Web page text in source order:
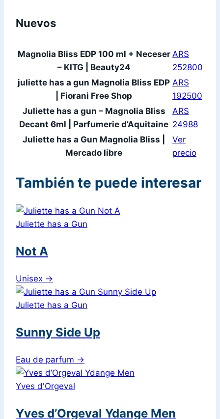
Nuevos
Magnolia Bliss EDP 100 ml + Neceser
– KITG | Beauty24
ARS
252800
juliette has a gun Magnolia Bliss EDP
| Fiorani Free Shop
ARS
192500
Juliette has a gun – Magnolia Bliss
Decant 6ml | Parfumerie d’Aquitaine
ARS
24988
Juliette has a Gun Magnolia Bliss |
Mercado libre
Ver
precio
También te puede interesar
Juliette has a Gun
Not A
Unisex →
Juliette has a Gun
Sunny Side Up
Eau de parfum →
Yves d'Orgeval
Yves d’Orgeval Ydange Men